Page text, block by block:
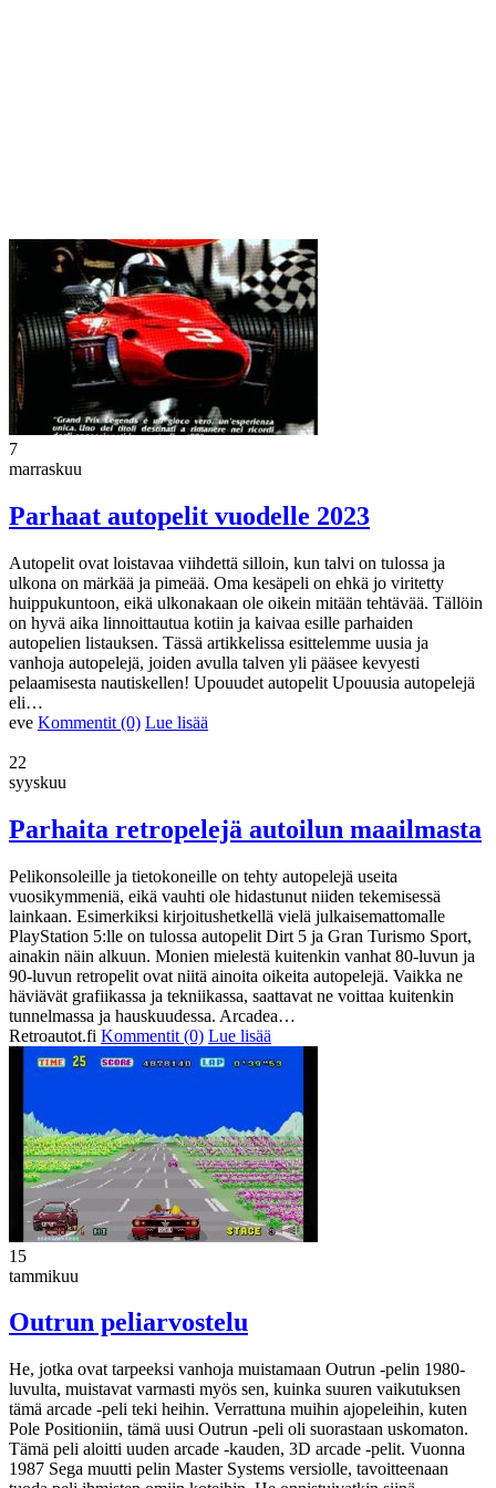
7
marraskuu
Parhaat autopelit vuodelle 2023
Autopelit ovat loistavaa viihdettä silloin, kun talvi on tulossa ja
ulkona on märkää ja pimeää. Oma kesäpeli on ehkä jo viritetty
huippukuntoon, eikä ulkonakaan ole oikein mitään tehtävää. Tällöin
on hyvä aika linnoittautua kotiin ja kaivaa esille parhaiden
autopelien listauksen. Tässä artikkelissa esittelemme uusia ja
vanhoja autopelejä, joiden avulla talven yli pääsee kevyesti
pelaamisesta nautiskellen! Upouudet autopelit Upouusia autopelejä
eli…
eve Kommentit (0) Lue lisää
22
syyskuu
Parhaita retropelejä autoilun maailmasta
Pelikonsoleille ja tietokoneille on tehty autopelejä useita
vuosikymmeniä, eikä vauhti ole hidastunut niiden tekemisessä
lainkaan. Esimerkiksi kirjoitushetkellä vielä julkaisemattomalle
PlayStation 5:lle on tulossa autopelit Dirt 5 ja Gran Turismo Sport,
ainakin näin alkuun. Monien mielestä kuitenkin vanhat 80-luvun ja
90-luvun retropelit ovat niitä ainoita oikeita autopelejä. Vaikka ne
häviävät grafiikassa ja tekniikassa, saattavat ne voittaa kuitenkin
tunnelmassa ja hauskuudessa. Arcadea…
Retroautot.fi Kommentit (0) Lue lisää
15
tammikuu
Outrun peliarvostelu
He, jotka ovat tarpeeksi vanhoja muistamaan Outrun -pelin 1980-
luvulta, muistavat varmasti myös sen, kuinka suuren vaikutuksen
tämä arcade -peli teki heihin. Verrattuna muihin ajopeleihin, kuten
Pole Positioniin, tämä uusi Outrun -peli oli suorastaan uskomaton.
Tämä peli aloitti uuden arcade -kauden, 3D arcade -pelit. Vuonna
1987 Sega muutti pelin Master Systems versiolle, tavoitteenaan